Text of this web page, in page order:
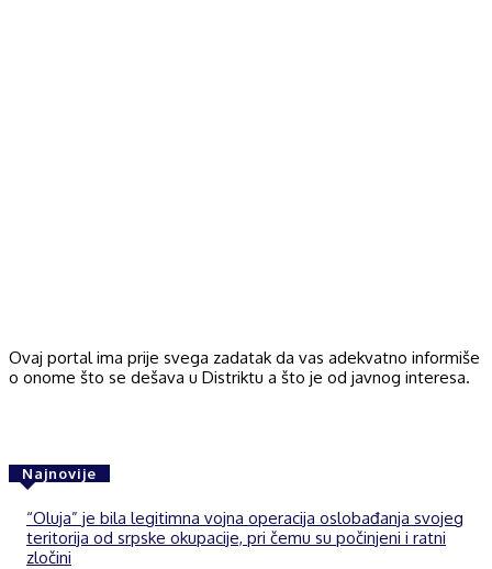
Ovaj portal ima prije svega zadatak da vas adekvatno informiše
o onome što se dešava u Distriktu a što je od javnog interesa.
Najnovije
“Oluja” je bila legitimna vojna operacija oslobađanja svojeg
teritorija od srpske okupacije, pri čemu su počinjeni i ratni
zločini